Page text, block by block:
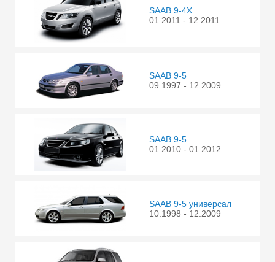
SAAB 9-4X
01.2011 - 12.2011
SAAB 9-5
09.1997 - 12.2009
SAAB 9-5
01.2010 - 01.2012
SAAB 9-5 универсал
10.1998 - 12.2009